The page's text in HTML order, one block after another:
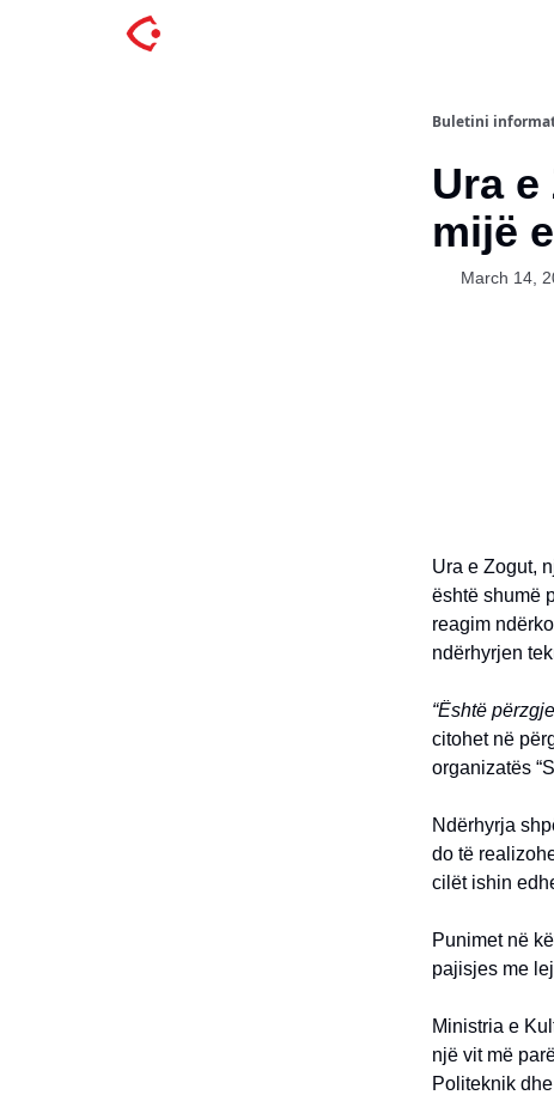
Buletini
Ura
mijë
March 14,
Ura e Zogut,
është shumë
reagim
ndërhyrjen
“Është
citohet në
organizatës
Ndërhyrja
do të
cilët ishin
Punimet në
pajisjes me
Ministria e
një vit më
Politeknik